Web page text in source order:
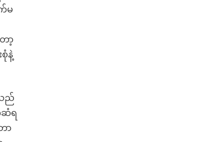
မ
ာ့
နဲ့
ည်
ဆံရ
ာ